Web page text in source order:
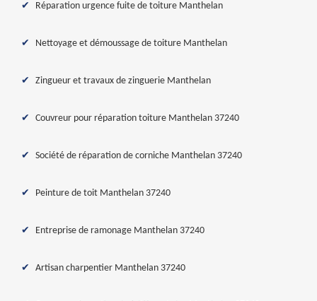
Réparation urgence fuite de toiture Manthelan
Nettoyage et démoussage de toiture Manthelan
Zingueur et travaux de zinguerie Manthelan
Couvreur pour réparation toiture Manthelan 37240
Société de réparation de corniche Manthelan 37240
Peinture de toit Manthelan 37240
Entreprise de ramonage Manthelan 37240
Artisan charpentier Manthelan 37240